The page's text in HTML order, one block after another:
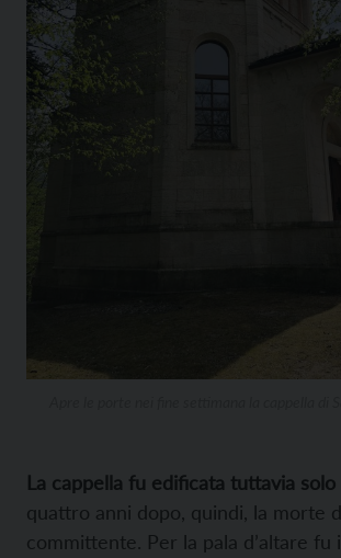
La cappella fu edificata tuttavia
quattro anni dopo, quindi, la morte
committente. Per la pala d’altare fu